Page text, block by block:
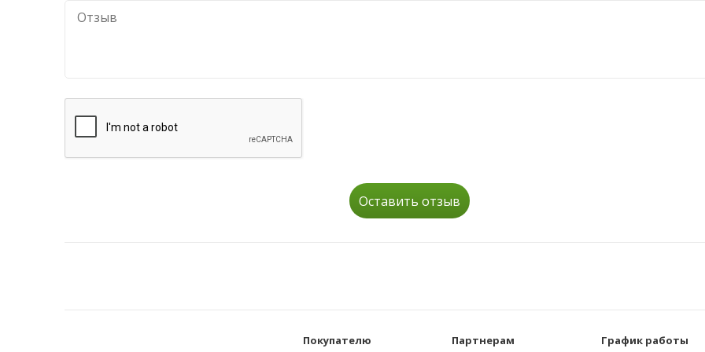
Оставить отзыв
Покупателю Партнерам График работы